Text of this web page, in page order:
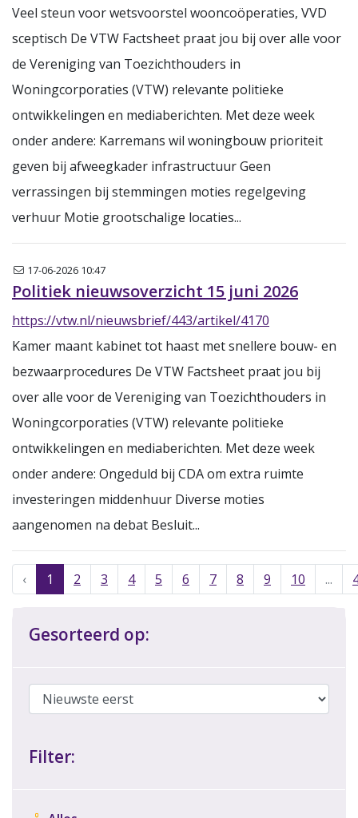
Veel steun voor wetsvoorstel wooncoöperaties, VVD
sceptisch De VTW Factsheet praat jou bij over alle voor
de Vereniging van Toezichthouders in
Woningcorporaties (VTW) relevante politieke
ontwikkelingen en mediaberichten. Met deze week
onder andere: Karremans wil woningbouw prioriteit
geven bij afweegkader infrastructuur Geen
verrassingen bij stemmingen moties regelgeving
verhuur Motie grootschalige locaties...
Nieuwsbrief
17-06-2026 10:47
Politiek nieuwsoverzicht 15 juni 2026
https://vtw.nl/nieuwsbrief/443/artikel/4170
Kamer maant kabinet tot haast met snellere bouw- en
bezwaarprocedures De VTW Factsheet praat jou bij
over alle voor de Vereniging van Toezichthouders in
Woningcorporaties (VTW) relevante politieke
ontwikkelingen en mediaberichten. Met deze week
onder andere: Ongeduld bij CDA om extra ruimte
investeringen middenhuur Diverse moties
aangenomen na debat Besluit...
‹ 1 2 3 4 5 6 7 8 9 10 ...
Gesorteerd op:
Filter: